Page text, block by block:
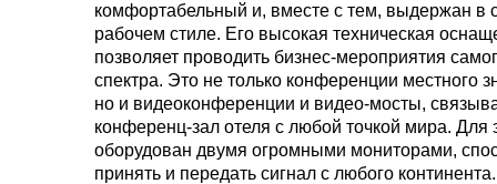
комфортабельный и, вместе с тем, выдержан в
рабочем стиле. Его высокая техническая
позволяет проводить бизнес-мероприятия
спектра. Это не только конференции местного
но и видеоконференции и видео-мосты,
конференц-зал отеля с любой точкой мира. Для
оборудован двумя огромными мониторами,
принять и передать сигнал с любого